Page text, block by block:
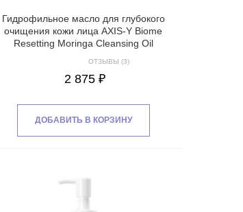
Гидрофильное масло для глубокого
очищения кожи лица AXIS-Y Biome
Resetting Moringa Cleansing Oil
ОТЗЫВЫ (3)
2 875 ₽
ДОБАВИТЬ В КОРЗИНУ